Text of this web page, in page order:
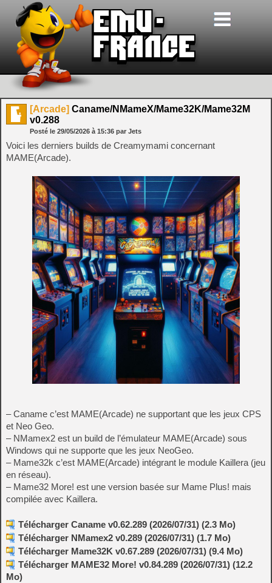
[Arcade] Caname/NMameX/Mame32K/Mame32M
v0.288
Posté le 29/05/2026 à 15:36 par Jets
Voici les derniers builds de Creamymami concernant
MAME(Arcade).
– Caname c’est MAME(Arcade) ne supportant que les jeux CPS
et Neo Geo.
– NMamex2 est un build de l’émulateur MAME(Arcade) sous
Windows qui ne supporte que les jeux NeoGeo.
– Mame32k c’est MAME(Arcade) intégrant le module Kaillera (jeu
en réseau).
– Mame32 More! est une version basée sur Mame Plus! mais
compilée avec Kaillera.
Télécharger Caname v0.62.289 (2026/07/31) (2.3 Mo)
Télécharger NMamex2 v0.289 (2026/07/31) (1.7 Mo)
Télécharger Mame32K v0.67.289 (2026/07/31) (9.4 Mo)
Télécharger MAME32 More! v0.84.289 (2026/07/31) (12.2
Mo)